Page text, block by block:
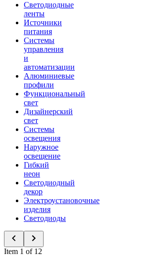
Светодиодные
ленты
Источники
питания
Системы
управления
и
автоматизации
Алюминиевые
профили
Функциональный
свет
Дизайнерский
свет
Системы
освещения
Наружное
освещение
Гибкий
неон
Светодиодный
декор
Электроустановочные
изделия
Светодиоды
Item 1 of 12